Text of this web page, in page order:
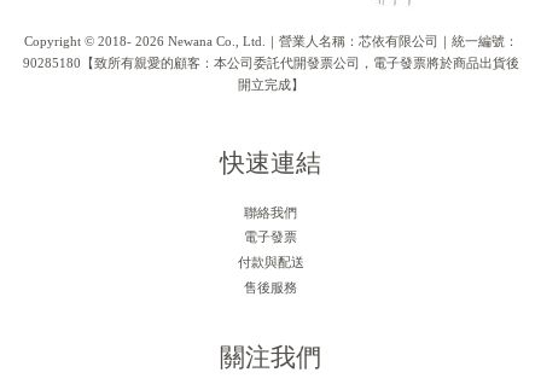
Copyright © 2018- 2026 Newana Co., Ltd.｜營業人名稱：芯依有限公司｜統一編號：
90285180【致所有親愛的顧客：本公司委託代開發票公司，電子發票將於商品出貨後
開立完成】
快速連結
聯絡我們
電子發票
付款與配送
售後服務
關注我們